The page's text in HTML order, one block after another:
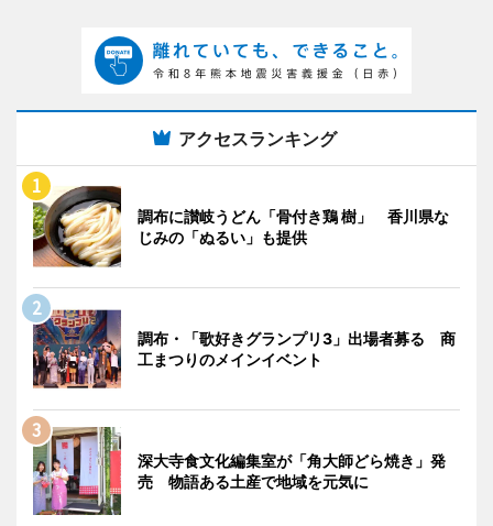
アクセスランキング
調布に讃岐うどん「骨付き鶏 樹」 香川県な
じみの「ぬるい」も提供
調布・「歌好きグランプリ3」出場者募る 商
工まつりのメインイベント
深大寺食文化編集室が「角大師どら焼き」発
売 物語ある土産で地域を元気に